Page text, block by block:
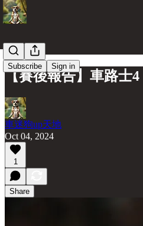
Subscribe Sign in
【賽後報告】車路士
車迷狗up天地
Oct 04, 2024
1
Share